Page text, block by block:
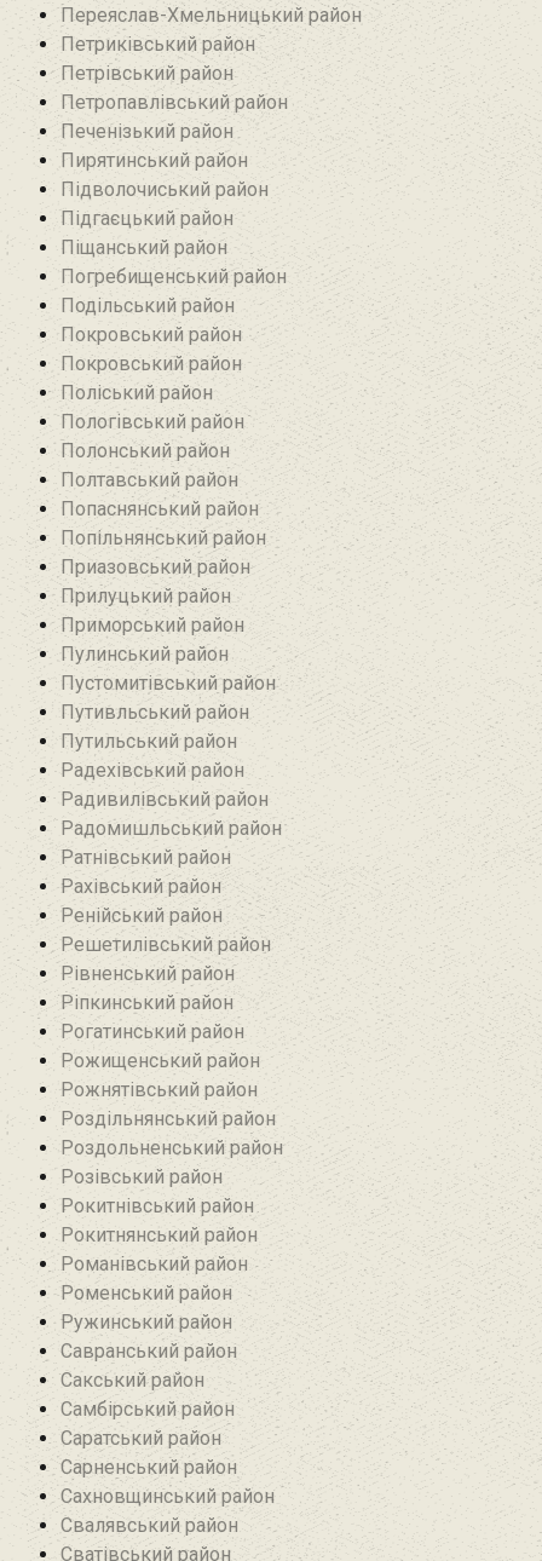
Переяслав-Хмельницький район
Петриківський район
Петрівський район‎
Петропавлівський район
Печенізький район
Пирятинський район
Підволочиський район
Підгаєцький район
Піщанський район
Погребищенський район
Подільський район
Покровський район
Покровський район
Поліський район
Пологівський район
Полонський район
Полтавський район
Попаснянський район
Попільнянський район‎
Приазовський район
Прилуцький район
Приморський район
Пулинський район
Пустомитівський район
Путивльський район‎
Путильський район
Радехівський район
Радивилівський район
Радомишльський район‎
Ратнівський район
Рахівський район
Ренійський район
Решетилівський район
Рівненський район
Ріпкинський район
Рогатинський район
Рожищенський район
Рожнятівський район
Роздільнянський район
Роздольненський район
Розівський район‎
Рокитнівський район
Рокитнянський район
Романівський район‎
Роменський район
Ружинський район
Савранський район‎
Сакський район
Самбірський район
Саратський район‎
Сарненський район
Сахновщинський район
Свалявський район
Сватівський район